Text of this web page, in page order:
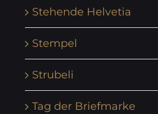
Stehende Helvetia
Stempel
Strubeli
Tag der Briefmarke